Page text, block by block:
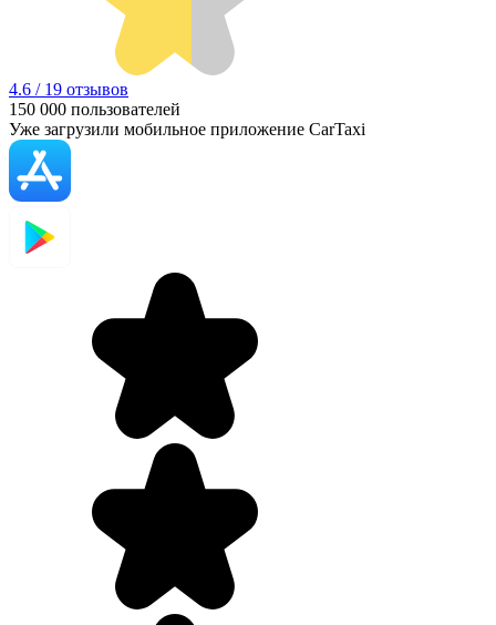
4.6 / 19 отзывов
150 000 пользователей
Уже загрузили мобильное приложение CarTaxi